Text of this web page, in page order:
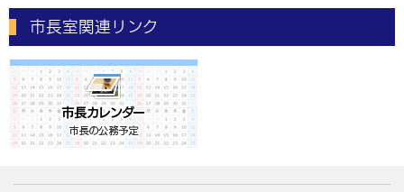
市長室関連リンク